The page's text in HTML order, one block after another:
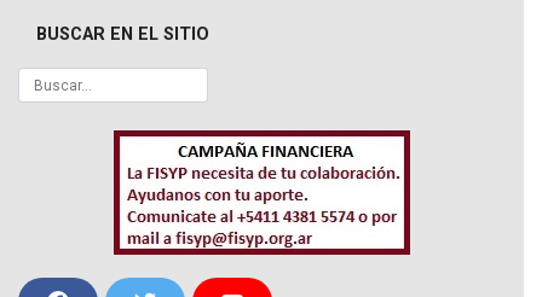
BUSCAR EN EL SITIO